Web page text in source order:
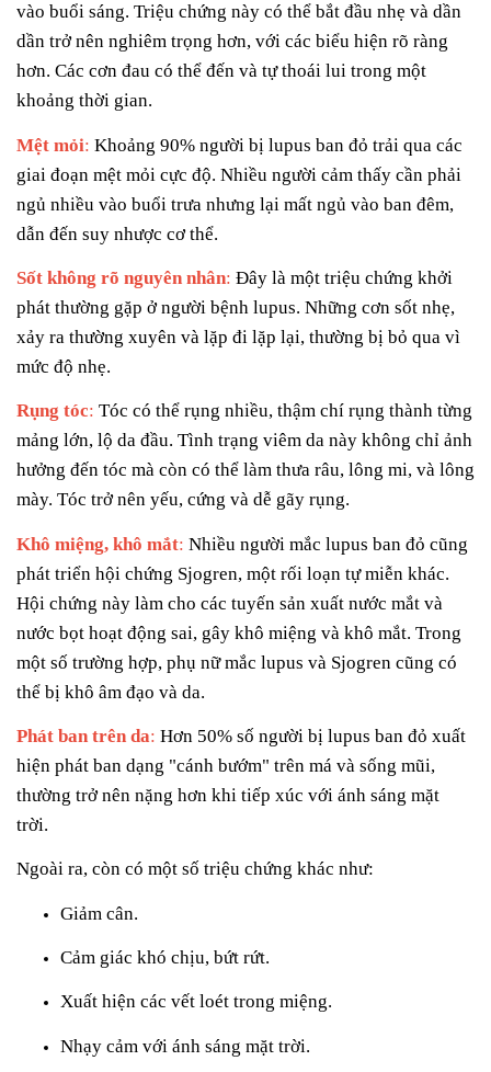
vào buổi sáng. Triệu chứng này có thể bắt đầu nhẹ và dần
dần trở nên nghiêm trọng hơn, với các biểu hiện rõ ràng
hơn. Các cơn đau có thể đến và tự thoái lui trong một
khoảng thời gian.
Mệt mỏi: Khoảng 90% người bị lupus ban đỏ trải qua các
giai đoạn mệt mỏi cực độ. Nhiều người cảm thấy cần phải
ngủ nhiều vào buổi trưa nhưng lại mất ngủ vào ban đêm,
dẫn đến suy nhược cơ thể.
Sốt không rõ nguyên nhân: Đây là một triệu chứng khởi
phát thường gặp ở người bệnh lupus. Những cơn sốt nhẹ,
xảy ra thường xuyên và lặp đi lặp lại, thường bị bỏ qua vì
mức độ nhẹ.
Rụng tóc: Tóc có thể rụng nhiều, thậm chí rụng thành từng
mảng lớn, lộ da đầu. Tình trạng viêm da này không chỉ ảnh
hưởng đến tóc mà còn có thể làm thưa râu, lông mi, và lông
mày. Tóc trở nên yếu, cứng và dễ gãy rụng.
Khô miệng, khô mắt: Nhiều người mắc lupus ban đỏ cũng
phát triển hội chứng Sjogren, một rối loạn tự miễn khác.
Hội chứng này làm cho các tuyến sản xuất nước mắt và
nước bọt hoạt động sai, gây khô miệng và khô mắt. Trong
một số trường hợp, phụ nữ mắc lupus và Sjogren cũng có
thể bị khô âm đạo và da.
Phát ban trên da: Hơn 50% số người bị lupus ban đỏ xuất
hiện phát ban dạng "cánh bướm" trên má và sống mũi,
thường trở nên nặng hơn khi tiếp xúc với ánh sáng mặt
trời.
Ngoài ra, còn có một số triệu chứng khác như:
Giảm cân.
Cảm giác khó chịu, bứt rứt.
Xuất hiện các vết loét trong miệng.
Nhạy cảm với ánh sáng mặt trời.